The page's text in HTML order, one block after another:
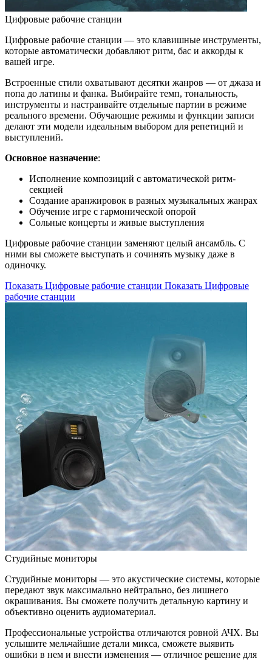
Цифровые рабочие станции
Цифровые рабочие станции — это клавишные инструменты,
которые автоматически добавляют ритм, бас и аккорды к
вашей игре.
Встроенные стили охватывают десятки жанров — от джаза и
попа до латины и фанка. Выбирайте темп, тональность,
инструменты и настраивайте отдельные партии в режиме
реального времени. Обучающие режимы и функции записи
делают эти модели идеальным выбором для репетиций и
выступлений.
Основное назначение:
Исполнение композиций с автоматической ритм-
секцией
Создание аранжировок в разных музыкальных жанрах
Обучение игре с гармонической опорой
Сольные концерты и живые выступления
Цифровые рабочие станции заменяют целый ансамбль. С
ними вы сможете выступать и сочинять музыку даже в
одиночку.
Показать Цифровые рабочие станции Показать Цифровые
рабочие станции
Студийные мониторы
Студийные мониторы — это акустические системы, которые
передают звук максимально нейтрально, без лишнего
окрашивания. Вы сможете получить детальную картину и
объективно оценить аудиоматериал.
Профессиональные устройства отличаются ровной АЧХ. Вы
услышите мельчайшие детали микса, сможете выявить
ошибки в нем и внести изменения — отличное решение для